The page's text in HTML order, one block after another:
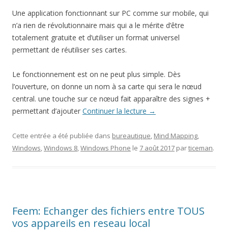
Une application fonctionnant sur PC comme sur mobile, qui
n’a rien de révolutionnaire mais qui a le mérite d’être
totalement gratuite et d’utiliser un format universel
permettant de réutiliser ses cartes.
Le fonctionnement est on ne peut plus simple. Dès
l’ouverture, on donne un nom à sa carte qui sera le nœud
central. une touche sur ce nœud fait apparaître des signes +
permettant d’ajouter Continuer la lecture →
Cette entrée a été publiée dans bureautique, Mind Mapping,
Windows,Windows 8,Windows Phone le 7 août 2017 particeman.
Feem: Echanger des fichiers entre TOUS
vos appareils en reseau local